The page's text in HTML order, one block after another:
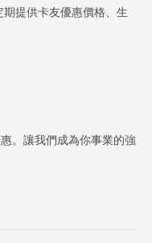
提供卡友優惠價格、生
。讓我們成為你事業的強